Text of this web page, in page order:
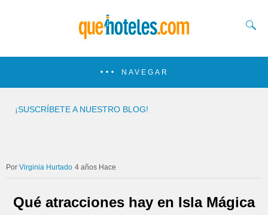
NAVEGAR
¡SUSCRÍBETE A NUESTRO BLOG!
Virginia Hurtado 4 años Hace
Qué atracciones hay en Isla Mágica